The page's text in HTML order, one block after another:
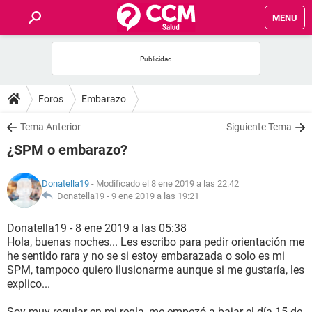
MENU
FOROS
SALUD
FAMILIA
NUTRICIÓN
BIENESTAR
SEXUALIDAD
Foros Embarazo
Tema Anterior Siguiente Tema
¿SPM o embarazo?
Donatella19 - Modificado el 8 ene 2019 a las 22:42
Donatella19 - 9 ene 2019 a las 19:21
Donatella19 - 8 ene 2019 a las 05:38
Hola, buenas noches... Les escribo para pedir orientación me
he sentido rara y no se si estoy embarazada o solo es mi
SPM, tampoco quiero ilusionarme aunque si me gustaría, les
explico...